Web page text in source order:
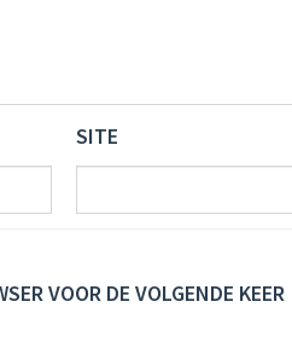
SITE
VOOR DE VOLGENDE KEER